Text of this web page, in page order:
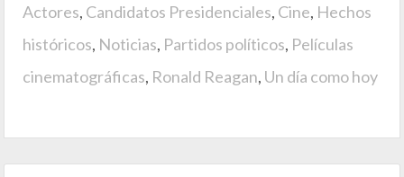
Actores, Candidatos Presidenciales, Cine, Hechos
históricos, Noticias, Partidos políticos, Películas
cinematográficas, Ronald Reagan, Un día como hoy